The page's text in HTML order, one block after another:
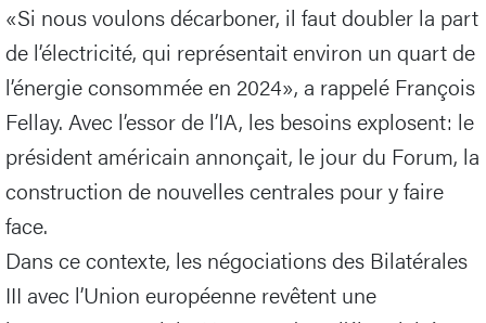
«Si nous voulons décarboner, il faut doubler la part
de l’électricité, qui représentait environ un quart de
l’énergie consommée en 2024», a rappelé François
Fellay. Avec l’essor de l’IA, les besoins explosent: le
président américain annonçait, le jour du Forum, la
construction de nouvelles centrales pour y faire
face.
Dans ce contexte, les négociations des Bilatérales
III avec l’Union européenne revêtent une